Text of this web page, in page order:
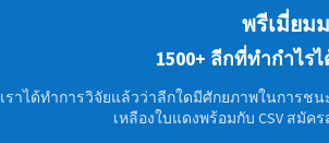
พรีเมี่ยม
1500+ ลีกที่ทำกำไร
เราได้ทำการวิจัยแล้วว่าลีกใดมีศักยภาพในการ
เหลืองใบแดงพร้อมกับ CSV สมัค